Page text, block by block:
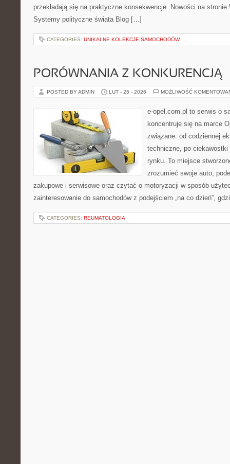
przekładają się na praktyczne konsekwencje. Nowości na stronie
Systemy polityczne świata Blog […]
CATEGORIES: UNIKALNE KOLEKCJE SAMOCHODÓW
PORÓWNANIA Z KONKURENCJĄ
POSTED BY ADMIN LUT - 25 - 2026 MOŻLIWOŚĆ
e-opel.com.pl to serwis o
koncentruje się na marce
związane: od codziennej
techniczne, po
rynku. To miejsce
zrozumieć swoje auto,
zakupowe i serwisowe oraz czytać o motoryzacji w sposób
zainteresowanie do samochodów z podejściem „na co dzień”,
CATEGORIES: REUMATOLOGIA